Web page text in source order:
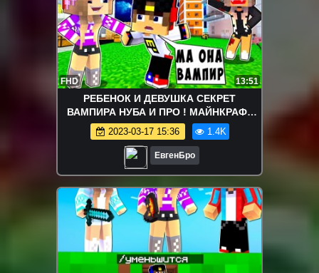
FHD 13:51
РЕБЕНОК И ДЕВУШКА СЕКРЕТ
ВАМПИРА НУБА И ПРО ! МАЙНКРАФТ
ВЫЖИВАНИЕ БОМЖА ВИДЕО
ТРОЛЛИНГ MINECRAFT
2023-03-17 15:36 1.4K
ЕвгенБро